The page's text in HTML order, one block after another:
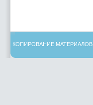
КОПИРОВАНИЕ